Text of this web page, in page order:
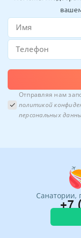
Отправляя нам
политикой
персональных
Санатории,
+7